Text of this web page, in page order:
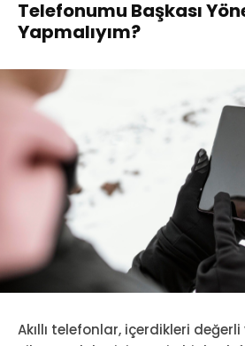
Telefonumu Başkası
Yapmalıyım?
Akıllı telefonlar, içerdikleri